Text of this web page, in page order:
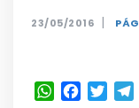
23/05/2016 |
WhatsApp